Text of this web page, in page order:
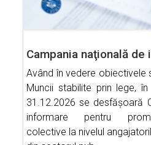
Campania naţională
Având în vedere
Muncii stabilite prin lege,
31.12.2026 se desfăşoară
informare pentru
colective la nivelul